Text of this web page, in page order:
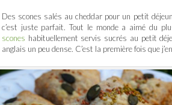
Des scones salés au cheddar pour un petit
c’est juste parfait. Tout le monde a aimé du
scones habituellement servis sucrés au petit
anglais un peu dense. C’est la première fois que